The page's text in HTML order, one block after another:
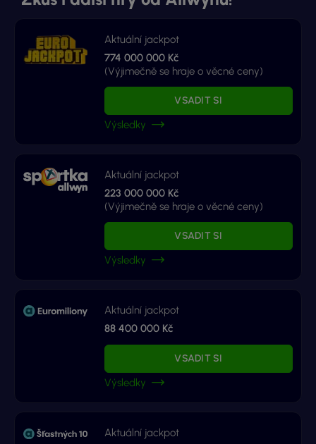
Aktuální jackpot
774 000 000 Kč
(Výjimečně se hraje o věcné ceny)
VSADIT SI
Výsledky
Aktuální jackpot
223 000 000 Kč
(Výjimečně se hraje o věcné ceny)
VSADIT SI
Výsledky
Aktuální jackpot
88 400 000 Kč
VSADIT SI
Výsledky
Aktuální jackpot